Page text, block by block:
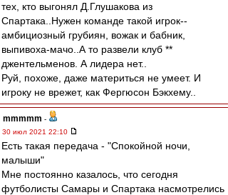
тех, кто выгонял Д.Глушакова из
Спартака..Нужен команде такой игрок--
амбициозный грубиян, вожак и бабник,
выпивоха-мачо..А то развели клуб **
джентельменов. А лидера нет..
Руй, похоже, даже материться не умеет. И
игроку не врежет, как Фергюсон Бэкхему..
mmmmm -
30 июл 2021 22:10
Есть такая передача - "Спокойной ночи,
малыши"
Мне постоянно казалось, что сегодня
футболисты Самары и Спартака насмотрелись